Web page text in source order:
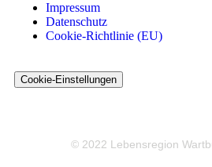
Impressum
Datenschutz
Cookie-Richtlinie (EU)
Cookie-Einstellungen
© 2022 Lebensregion